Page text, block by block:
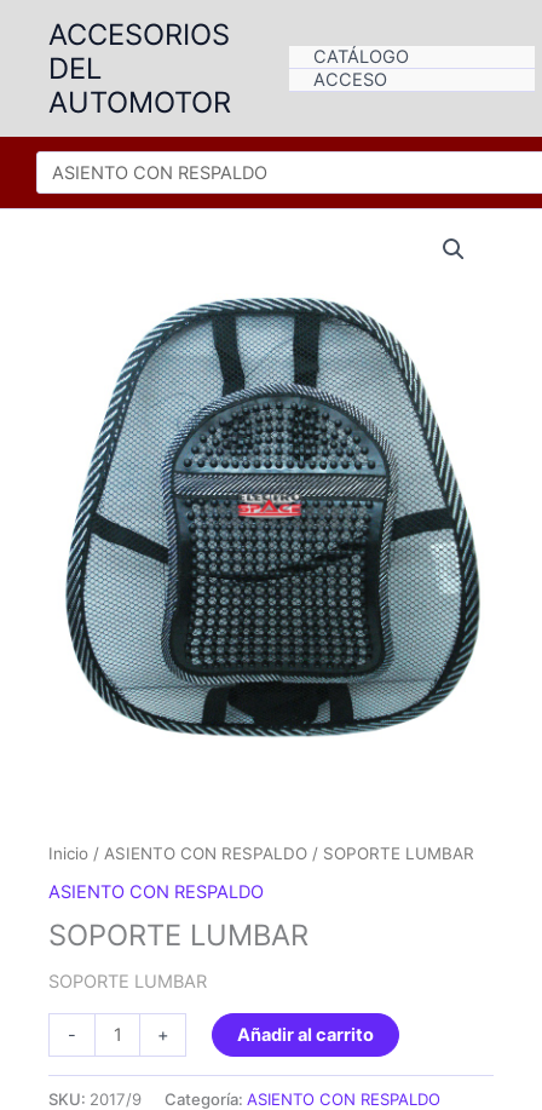
contenido
ACCESORIOS
DEL
AUTOMOTOR
CATÁLOGO
ACCESO
Inicio / ASIENTO CON RESPALDO / SOPORTE LUMBAR
ASIENTO CON RESPALDO
SOPORTE LUMBAR
SOPORTE LUMBAR
-
SOPORTE
LUMBAR
+ Añadir al carrito
SKU: 2017/9 Categoría: ASIENTO CON RESPALDO